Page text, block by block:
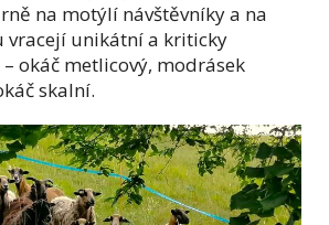
na motýlí návštěvníky a na
vracejí unikátní a kriticky
okáč metlicový, modrásek
skalní.